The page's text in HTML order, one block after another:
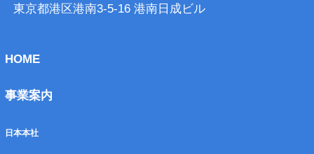
東京都港区港南3-5-16 港南⽇成ビル
HOME
事業案内
日本本社